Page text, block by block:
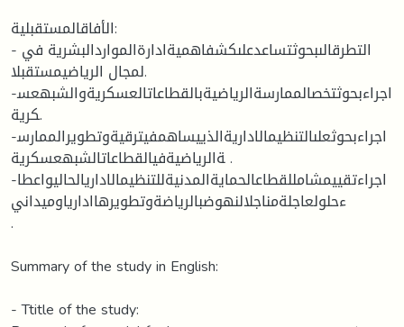
الأفاقالمستقبلية:
- التطرقالىبحوثتساعدعلىكشفاهميةادارةالمواردالبشرية في
لمجال الرياضيمستقبلا.
-اجراءبحوثتخصالممارسةالرياضيةبالقطاعاتالعسكريةوالشبهعس
كرية.
-اجراءبحوثعلىالتنظيمالاداريةالذييساهمفيترقيةوتطويرالممارس
ةالرياضيةفيالقطاعاتالشبهعسكرية .
-اجراءتقييمشامللقطاعالحمايةالمدنيةللتنظيمالاداريالحاليواعطا
ءحلولعاجلةمناجلالنهوضبالرياضةوتطويرهاادارياوميداني
.
Summary of the study in English:
- Ttitle of the study: